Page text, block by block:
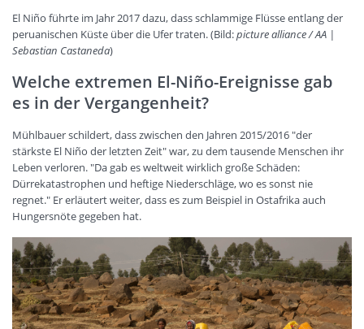
El Niño führte im Jahr 2017 dazu, dass schlammige Flüsse entlang der
peruanischen Küste über die Ufer traten. (Bild:picture alliance / AA |
Sebastian Castaneda)
Welche extremen El-Niño-Ereignisse gab
es in der Vergangenheit?
Mühlbauer schildert, dass zwischen den Jahren 2015/2016 "der
stärkste El Niño der letzten Zeit" war, zu dem tausende Menschen ihr
Leben verloren. "Da gab es weltweit wirklich große Schäden:
Dürrekatastrophen und heftige Niederschläge, wo es sonst nie
regnet." Er erläutert weiter, dass es zum Beispiel in Ostafrika auch
Hungersnöte gegeben hat.